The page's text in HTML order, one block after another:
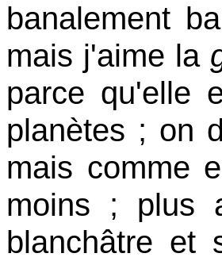
banalement
mais j'aime la
parce qu'elle
planètes ; on
mais comme
moins ; plus
blanchâtre et